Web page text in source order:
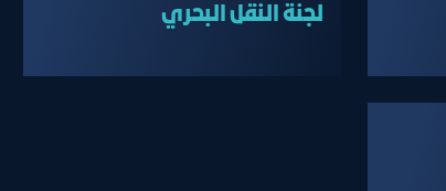
لجنة النقل البحري